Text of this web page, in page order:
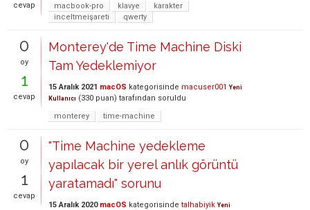
cevap
macbook-pro
klavye
karakter
inceltmeişareti
qwerty
0
oy
1
cevap
Monterey'de Time Machine Diski
Tam Yedeklemiyor
15 Aralık 2021 macOS kategorisinde macuser001 Yeni
Kullanıcı (330 puan) tarafından soruldu
monterey
time-machine
0
oy
1
cevap
"Time Machine yedekleme
yapılacak bir yerel anlık görüntü
yaratamadı" sorunu
15 Aralık 2020 macOS kategorisinde talhabiyik Yeni